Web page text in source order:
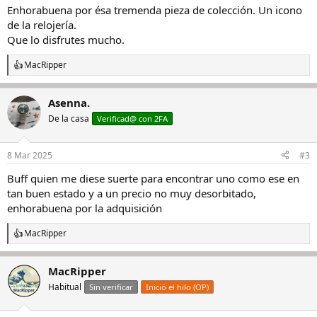
Enhorabuena por ésa tremenda pieza de colección. Un icono
de la relojería.
Que lo disfrutes mucho.
R
e
c
c
i
e
:
MacRipper
Asenna.
De la casa Verificad@ con 2FA
8 Mar 2025 #3
Buff quien me diese suerte para encontrar uno como ese en
tan buen estado y a un precio no muy desorbitado,
enhorabuena por la adquisición
R
e
a
c
c
i
MacRipper
MacRipper
Habitual Sin verificar Inició el hilo (OP)